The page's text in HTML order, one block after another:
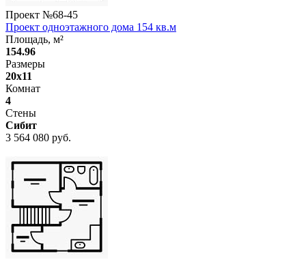
Проект №68-45
Проект одноэтажного дома 154 кв.м
Площадь, м²
154.96
Размеры
20x11
Комнат
4
Стены
Сибит
3 564 080 руб.